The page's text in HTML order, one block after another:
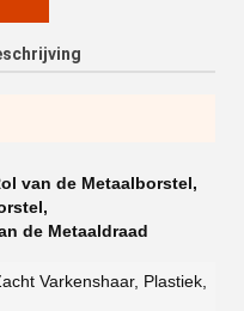
van de Metaalborstel,
,
de Metaaldraad
Varkenshaar, Plastiek,